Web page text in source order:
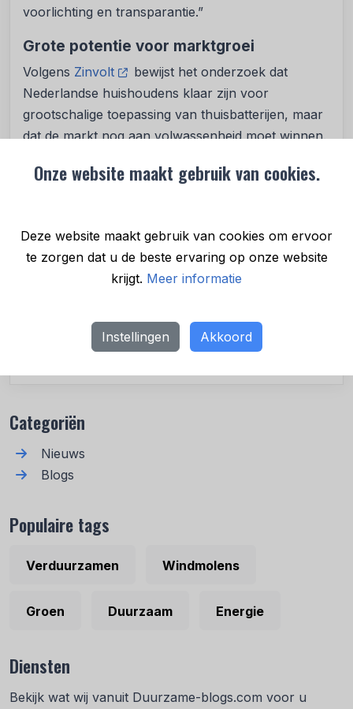
Onze website maakt gebruik van cookies.
Deze website maakt gebruik van cookies om ervoor
te zorgen dat u de beste ervaring op onze website
krijgt. Meer informatie
Instellingen Akkoord
voorlichting en transparantie.”
Grote potentie voor marktgroei
Volgens Zinvolt
bewijst het onderzoek dat
Nederlandse huishoudens klaar zijn voor
grootschalige toepassing van thuisbatterijen, maar
dat de markt nog aan volwassenheid moet winnen.
zonnepanelen en willen hun eigen energie beter
achterblijft. Het is onze taak als sector om die kloof
te dichten.”
Nieuws • 4 nov. 2025
Deel bericht
Recente berichten
Categoriën
Nieuws
Blogs
Populaire tags
Verduurzamen Windmolens
Groen Duurzaam Energie
Diensten
Bekijk wat wij vanuit Duurzame-blogs.com voor u